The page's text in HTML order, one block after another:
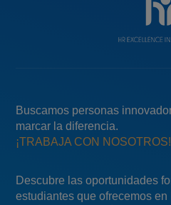
Buscamos personas
marcar la diferencia.
¡TRABAJA CON NOSOTROS!
Descubre las oportunidades
estudiantes que ofrecemos en